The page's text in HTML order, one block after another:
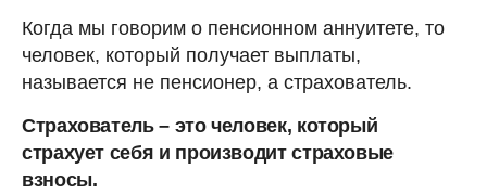
Когда мы говорим о пенсионном аннуитете, то
человек, который получает выплаты,
называется не пенсионер, а страхователь.
Страхователь – это человек, который
страхует себя и производит страховые
взносы.